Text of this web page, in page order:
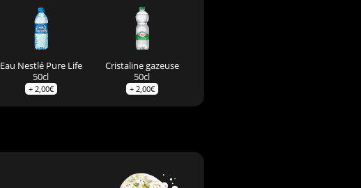
Eau Nestlé Pure Life
50cl
+ 2,00€
Cristaline gazeuse
50cl
+ 2,00€